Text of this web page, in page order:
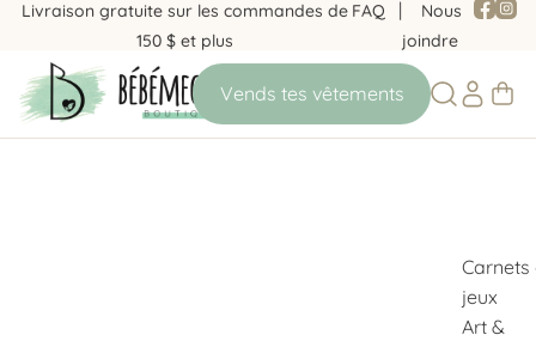
Livraison gratuite sur les commandes de
150 $ et plus
FAQ
Nous
joindre
Carnets
jeux
Art &